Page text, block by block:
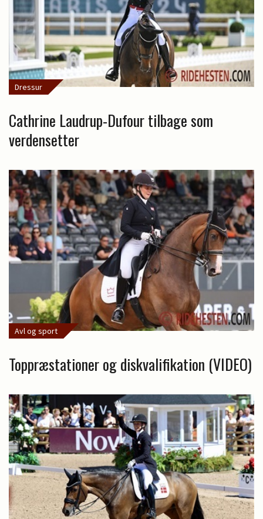
Dressur
Cathrine Laudrup-Dufour tilbage som
verdensetter
Avl og sport
Toppræstationer og diskvalifikation (VIDEO)